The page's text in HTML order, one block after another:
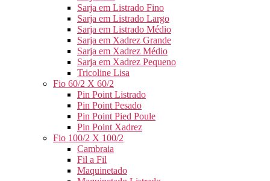
Sarja em Listrado Fino
Sarja em Listrado Largo
Sarja em Listrado Médio
Sarja em Xadrez Grande
Sarja em Xadrez Médio
Sarja em Xadrez Pequeno
Tricoline Lisa
Fio 60/2 X 60/2
Pin Point Listrado
Pin Point Pesado
Pin Point Pied Poule
Pin Point Xadrez
Fio 100/2 X 100/2
Cambraia
Fil a Fil
Maquinetado